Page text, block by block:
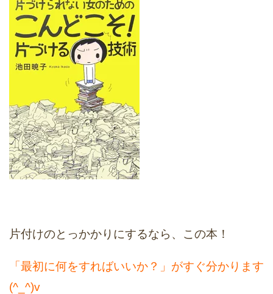
片付けのとっかかりにするなら、この本！
「最初に何をすればいいか？」がすぐ分かります
(^_^)v